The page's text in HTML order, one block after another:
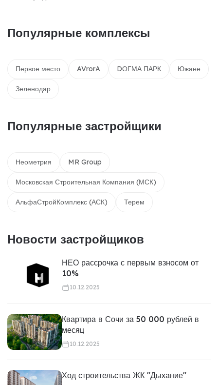
Популярные комплексы
Первое место AVrorA DОГМА ПАРК Южане
Зеленодар
Популярные застройщики
Неометрия MR Group
Московская Строительная Компания (МСК)
АльфаСтройКомплекс (АСК) Терем
Новости застройщиков
НЕО рассрочка с первым взносом от
10%
10.12.2025
Квартира в Сочи за 50 000 рублей в
месяц
10.12.2025
Ход строительства ЖК "Дыхание"